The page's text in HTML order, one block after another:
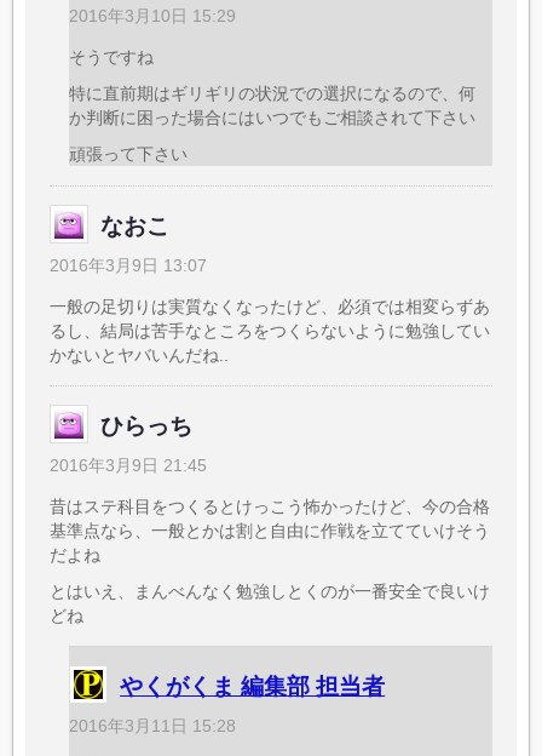
2016年3月10日 15:29
そうですね
特に直前期はギリギリの状況での選択になるので、何
か判断に困った場合にはいつでもご相談されて下さい
頑張って下さい
なおこ
2016年3月9日 13:07
一般の足切りは実質なくなったけど、必須では相変らずあ
るし、結局は苦手なところをつくらないように勉強してい
かないとヤバいんだね..
ひらっち
2016年3月9日 21:45
昔はステ科目をつくるとけっこう怖かったけど、今の合格
基準点なら、一般とかは割と自由に作戦を立てていけそう
だよね
とはいえ、まんべんなく勉強しとくのが一番安全で良いけ
どね
やくがくま 編集部 担当者
2016年3月11日 15:28